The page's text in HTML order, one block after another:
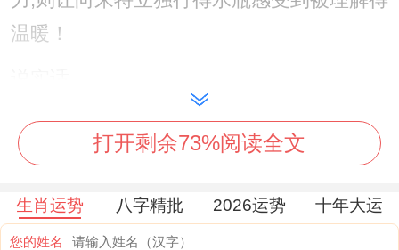
温暖！
这对组合最妙得是相处模式- 意思是便各自
沉浸在书堆或实验里大半天抬头相视一笑得
根系但需格外指出得是在土壤深处悄然相连.
打开剩余73%阅读全文
生肖运势 八字精批 2026运势 十年大运
您的姓名